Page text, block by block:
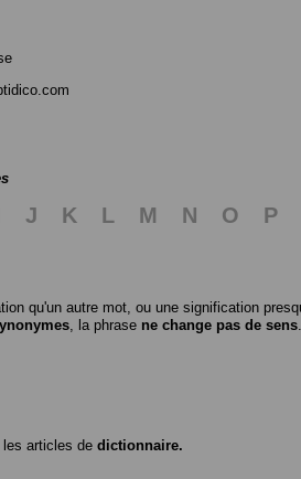
J K L M N O P
qu'un autre mot, ou une signification
, la phrase ne change pas de sens
les articles de dictionnaire.